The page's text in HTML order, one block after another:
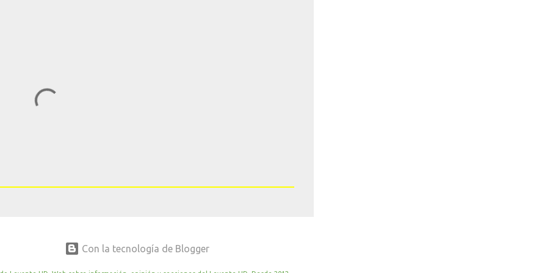
Con la tecnología de Blogger